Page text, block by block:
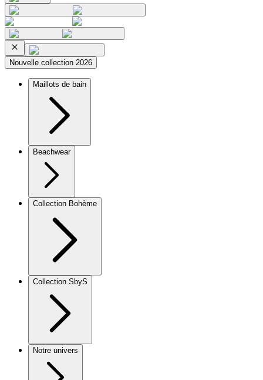
Nouvelle collection 2026
Maillots de bain
Beachwear
Collection Bohème
Collection SbyS
Notre univers